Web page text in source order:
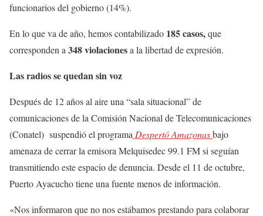
funcionarios del gobierno (14%).
En lo que va de año, hemos contabilizado 185 casos,que
corresponden a 348 violacionesa la libertad de expresión.
Las radios se quedan sin voz
Después de 12 años al aire una “sala situacional” de
comunicaciones de la Comisión Nacional de Telecomunicaciones
(Conatel) suspendió el programa Despertó Amazonasbajo
amenaza de cerrar la emisora Melquisedec 99.1 FM si seguían
transmitiendo este espacio de denuncia. Desde el 11 de octubre,
Puerto Ayacucho tiene una fuente menos de información.
«Nos informaron que no nos estábamos prestando para colaborar